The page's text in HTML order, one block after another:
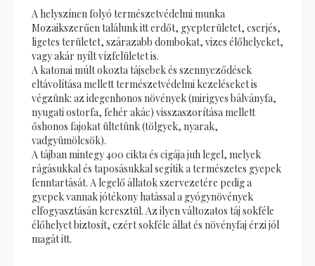
A helyszínen folyó természetvédelmi munka
Mozaikszerűen találunk itt erdőt, gyepterületet, cserjés,
ligetes területet, szárazabb dombokat, vizes élőhelyeket,
vagy akár nyílt vízfelületet is.
A katonai múlt okozta tájsebek és szennyeződések
eltávolítása mellett természetvédelmi kezeléseket is
végzünk: az idegenhonos növények (mirigyes bálványfa,
nyugati ostorfa, fehér akác) visszaszorítása mellett
őshonos fajokat ültetünk (tölgyek, nyarak,
vadgyümölcsök).
A tájban mintegy 400 cikta és cigája juh legel, melyek
rágásukkal és taposásukkal segítik a természetes gyepek
fenntartását. A legelő állatok szervezetére pedig a
gyepek vannak jótékony hatással a gyógynövények
elfogyasztásán keresztül. Az ilyen változatos táj sokféle
élőhelyet biztosít, ezért sokféle állat és növényfaj érzi jól
magát itt.